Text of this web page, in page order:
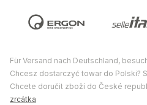
Für Versand nach Deutschland,
Chcesz dostarczyć towar do Polski?
Chcete doručit zboží do České
zrcátka